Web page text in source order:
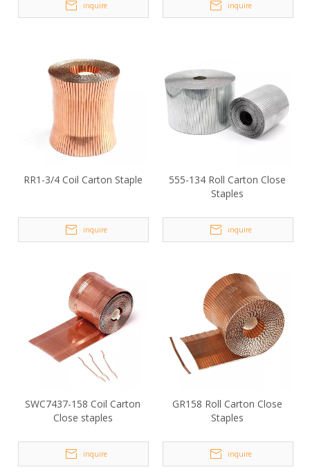
inquire inquire
RR1-3/4 Coil Carton Staple
inquire
555-134 Roll Carton Close
Staples
inquire
SWC7437-158 Coil Carton
Close staples
inquire
GR158 Roll Carton Close
Staples
inquire